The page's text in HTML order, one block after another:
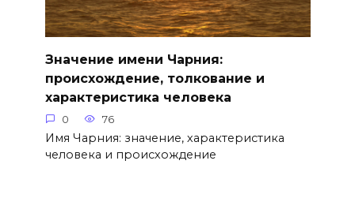
Значение имени Чарния:
происхождение, толкование и
характеристика человека
0 76
Имя Чарния: значение, характеристика
человека и происхождение